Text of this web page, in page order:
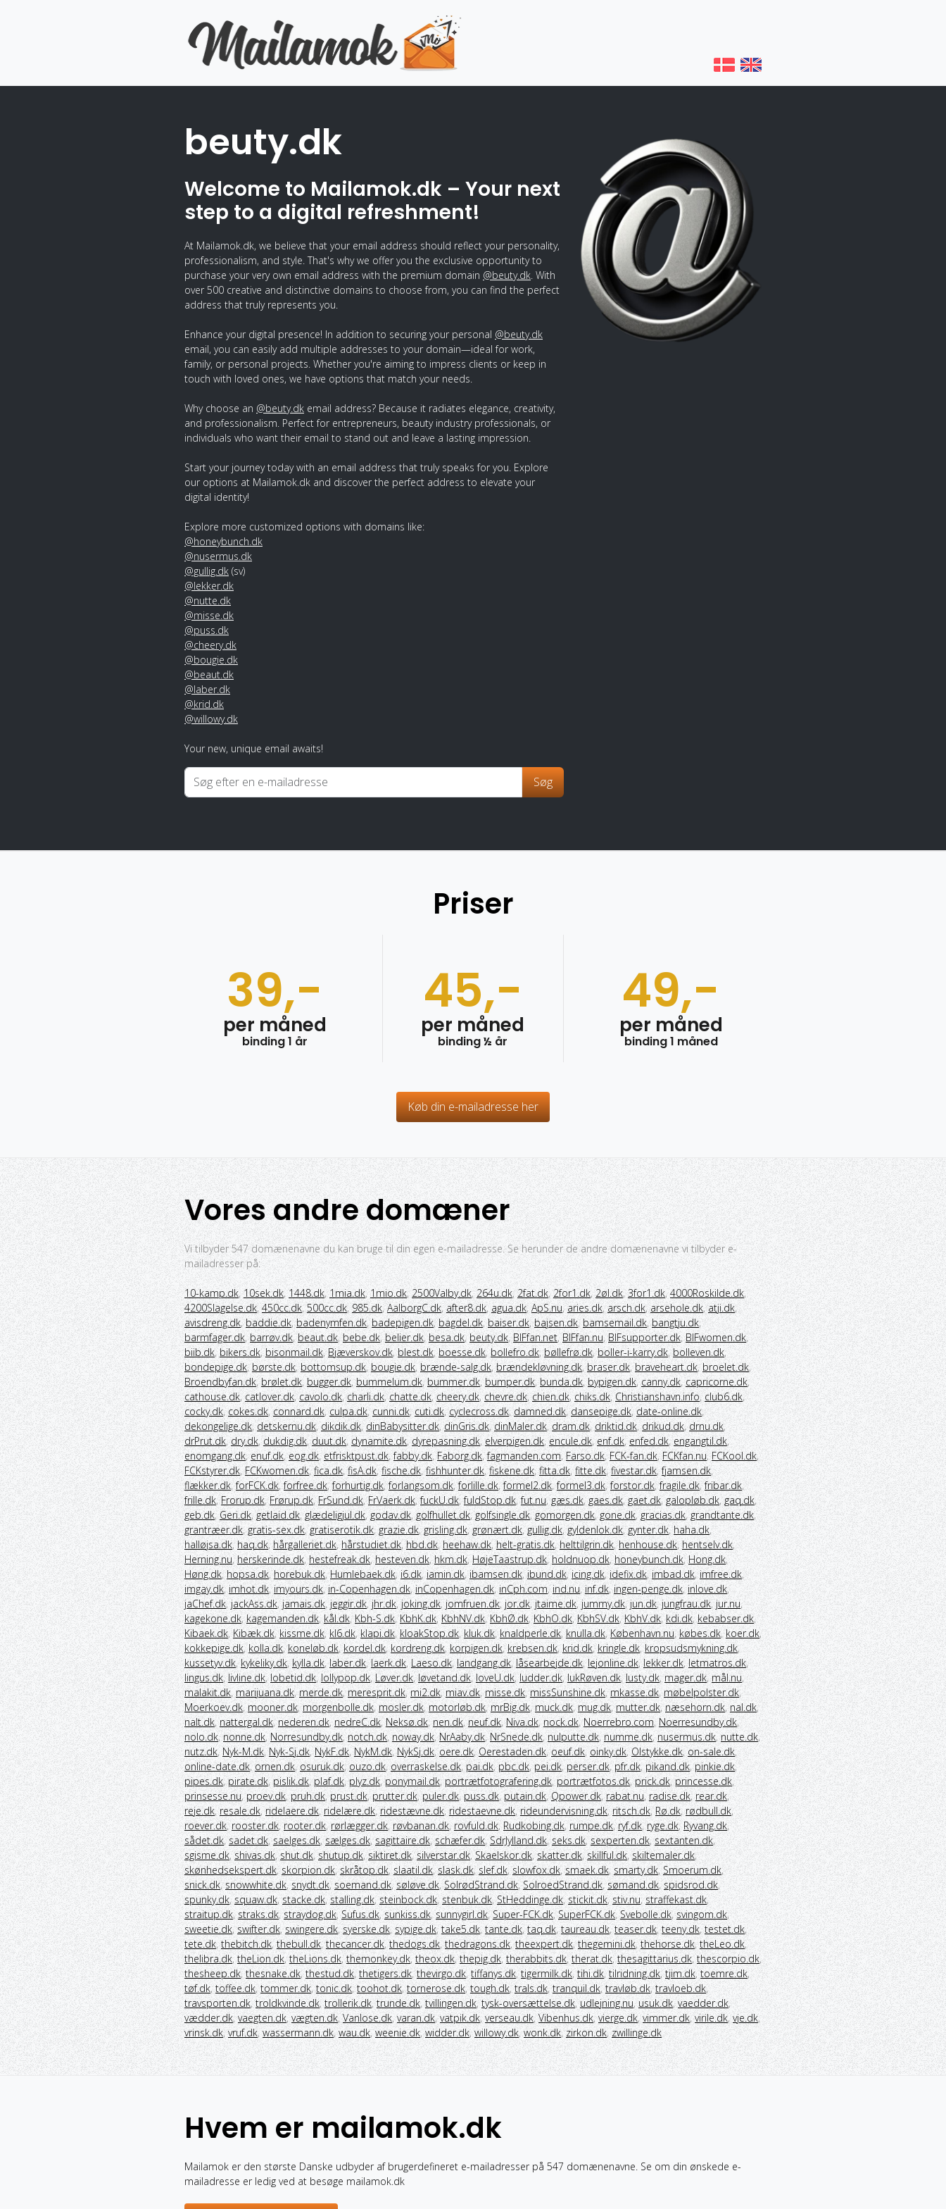
beuty.dk
Welcome to Mailamok.dk – Your next
step to a digital refreshment!
At Mailamok.dk, we believe that your email address should reflect your personality,
professionalism, and style. That's why we offer you the exclusive opportunity to
purchase your very own email address with the premium domain @beuty.dk . With
over 500 creative and distinctive domains to choose from, you can find the perfect
address that truly represents you.
Enhance your digital presence! In addition to securing your personal @beuty.dk
email, you can easily add multiple addresses to your domain—ideal for work,
family, or personal projects. Whether you're aiming to impress clients or keep in
touch with loved ones, we have options that match your needs.
Why choose an @beuty.dk email address? Because it radiates elegance, creativity,
and professionalism. Perfect for entrepreneurs, beauty industry professionals, or
individuals who want their email to stand out and leave a lasting impression.
Start your journey today with an email address that truly speaks for you. Explore
our options at Mailamok.dk and discover the perfect address to elevate your
digital identity!
Explore more customized options with domains like:
@honeybunch.dk
@nusermus.dk
@gullig.dk (sv)
@lekker.dk
@nutte.dk
@misse.dk
@puss.dk
@cheery.dk
@bougie.dk
@beaut.dk
@laber.dk
@krid.dk
@willowy.dk
Your new, unique email awaits!
Søg
Priser
39,-
per måned
binding 1 år
45,-
per måned
binding ½ år
49,-
per måned
binding 1 måned
Køb din e-mailadresse her
Vores andre domæner
Vi tilbyder 547 domænenavne du kan bruge til din egen e-mailadresse. Se herunder de andre domænenavne vi tilbyder e-
mailadresser på:
10-kamp.dk, 10sek.dk, 1448.dk, 1mia.dk, 1mio.dk, 2500Valby.dk, 264u.dk, 2fat.dk, 2for1.dk, 2øl.dk, 3for1.dk, 4000Roskilde.dk,
4200Slagelse.dk, 450cc.dk, 500cc.dk, 985.dk, AalborgC.dk, after8.dk, agua.dk, ApS.nu, aries.dk, arsch.dk, arsehole.dk, atji.dk,
avisdreng.dk, baddie.dk, badenymfen.dk, badepigen.dk, bagdel.dk, baiser.dk, bajsen.dk, bamsemail.dk, bangtju.dk,
barmfager.dk, barrøv.dk, beaut.dk, bebe.dk, belier.dk, besa.dk, beuty.dk, BIFfan.net, BIFfan.nu, BIFsupporter.dk, BIFwomen.dk,
biib.dk, bikers.dk, bisonmail.dk, Bjæverskov.dk, blest.dk, boesse.dk, bollefro.dk, bøllefrø.dk, boller-i-karry.dk, bolleven.dk,
bondepige.dk, børste.dk, bottomsup.dk, bougie.dk, brænde-salg.dk, brændekløvning.dk, braser.dk, braveheart.dk, broelet.dk,
Broendbyfan.dk, brølet.dk, bugger.dk, bummelum.dk, bummer.dk, bumper.dk, bunda.dk, bypigen.dk, canny.dk, capricorne.dk,
cathouse.dk, catlover.dk, cavolo.dk, charli.dk, chatte.dk, cheery.dk, chevre.dk, chien.dk, chiks.dk, Christianshavn.info, club6.dk,
cocky.dk, cokes.dk, connard.dk, culpa.dk, cunni.dk, cuti.dk, cyclecross.dk, damned.dk, dansepige.dk, date-online.dk,
dekongelige.dk, detskernu.dk, dikdik.dk, dinBabysitter.dk, dinGris.dk, dinMaler.dk, dram.dk, driktid.dk, drikud.dk, drnu.dk,
drPrut.dk, dry.dk, dukdig.dk, duut.dk, dynamite.dk, dyrepasning.dk, elverpigen.dk, encule.dk, enf.dk, enfed.dk, engangtil.dk,
enomgang.dk, enuf.dk, eog.dk, etfrisktpust.dk,fabby.dk, Faborg.dk,fagmanden.com, Farso.dk, FCK-fan.dk, FCKfan.nu, FCKool.dk,
FCKstyrer.dk, FCKwomen.dk, fica.dk, fisA.dk, fische.dk, fishhunter.dk, fiskene.dk, fitta.dk, fitte.dk, fivestar.dk,fjamsen.dk,
flækker.dk,forFCK.dk,forfree.dk,forhurtig.dk,forlangsom.dk,forlille.dk,formel2.dk,formel3.dk,forstor.dk,fragile.dk,fribar.dk,
frille.dk, Frorup.dk, Frørup.dk, FrSund.dk, FrVaerk.dk,fuckU.dk,fuldStop.dk,fut.nu, gæs.dk, gaes.dk, gaet.dk, galopløb.dk, gaq.dk,
geb.dk, Geri.dk, getlaid.dk, glædeligjul.dk, godav.dk, golfhullet.dk, golfsingle.dk, gomorgen.dk, gone.dk, gracias.dk, grandtante.dk,
grantræer.dk, gratis-sex.dk, gratiserotik.dk, grazie.dk, grisling.dk, grønært.dk, gullig.dk, gyldenlok.dk, gynter.dk, haha.dk,
halløjsa.dk, haq.dk, hårgalleriet.dk, hårstudiet.dk, hbd.dk, heehaw.dk, helt-gratis.dk, helttilgrin.dk, henhouse.dk, hentselv.dk,
Herning.nu, herskerinde.dk, hestefreak.dk, hesteven.dk, hkm.dk, HøjeTaastrup.dk, holdnuop.dk, honeybunch.dk, Hong.dk,
Høng.dk, hopsa.dk, horebuk.dk, Humlebaek.dk, i6.dk, iamin.dk, ibamsen.dk, ibund.dk, icing.dk, idefix.dk, imbad.dk, imfree.dk,
imgay.dk, imhot.dk, imyours.dk, in-Copenhagen.dk, inCopenhagen.dk, inCph.com, ind.nu, inf.dk, ingen-penge.dk, inlove.dk,
jaChef.dk, jackAss.dk, jamais.dk, jeggir.dk, jhr.dk, joking.dk, jomfruen.dk, jor.dk, jtaime.dk, jummy.dk, jun.dk, jungfrau.dk, jur.nu,
kagekone.dk, kagemanden.dk, kål.dk, Kbh-S.dk, KbhK.dk, KbhNV.dk, KbhØ.dk, KbhO.dk, KbhSV.dk, KbhV.dk, kdi.dk, kebabser.dk,
Kibaek.dk, Kibæk.dk, kissme.dk, kl6.dk, klapi.dk, kloakStop.dk, kluk.dk, knaldperle.dk, knulla.dk, København.nu, købes.dk, koer.dk,
kokkepige.dk, kolla.dk, koneløb.dk, kordel.dk, kordreng.dk, korpigen.dk, krebsen.dk, krid.dk, kringle.dk, kropsudsmykning.dk,
kussetyv.dk, kykeliky.dk, kylla.dk, laber.dk, laerk.dk, Laeso.dk, landgang.dk, låsearbejde.dk, lejonline.dk, lekker.dk, letmatros.dk,
lingus.dk, livline.dk, lobetid.dk, lollypop.dk, Løver.dk, løvetand.dk, loveU.dk, ludder.dk, lukRøven.dk, lusty.dk, mager.dk, mål.nu,
malakit.dk, marijuana.dk, merde.dk, meresprit.dk, mi2.dk, miav.dk, misse.dk, missSunshine.dk, mkasse.dk, møbelpolster.dk,
Moerkoev.dk, mooner.dk, morgenbolle.dk, mosler.dk, motorløb.dk, mrBig.dk, muck.dk, mug.dk, mutter.dk, næsehorn.dk, nal.dk,
nalt.dk, nattergal.dk, nederen.dk, nedreC.dk, Neksø.dk, nen.dk, neuf.dk, Niva.dk, nock.dk, Noerrebro.com, Noerresundby.dk,
nolo.dk, nonne.dk, Norresundby.dk, notch.dk, noway.dk, NrAaby.dk, NrSnede.dk, nulputte.dk, numme.dk, nusermus.dk, nutte.dk,
nutz.dk, Nyk-M.dk, Nyk-Sj.dk, NykF.dk, NykM.dk, NykSj.dk, oere.dk, Oerestaden.dk, oeuf.dk, oinky.dk, Olstykke.dk, on-sale.dk,
online-date.dk, ornen.dk, osuruk.dk, ouzo.dk, overraskelse.dk, pai.dk, pbc.dk, pei.dk, perser.dk, pfr.dk, pikand.dk, pinkie.dk,
pipes.dk, pirate.dk, pislik.dk, plaf.dk, plyz.dk, ponymail.dk, portrætfotografering.dk, portrætfotos.dk, prick.dk, princesse.dk,
prinsesse.nu, proev.dk, pruh.dk, prust.dk, prutter.dk, puler.dk, puss.dk, putain.dk, Qpower.dk, rabat.nu, radise.dk, rear.dk,
reje.dk, resale.dk, ridelaere.dk, ridelære.dk, ridestævne.dk, ridestaevne.dk, rideundervisning.dk, ritsch.dk, Rø.dk, rødbull.dk,
roever.dk, rooster.dk, rooter.dk, rørlægger.dk, røvbanan.dk, rovfuld.dk, Rudkobing.dk, rumpe.dk, ryf.dk, ryge.dk, Ryvang.dk,
sådet.dk, sadet.dk, saelges.dk, sælges.dk, sagittaire.dk, schæfer.dk, SdrJylland.dk, seks.dk, sexperten.dk, sextanten.dk,
sgisme.dk, shivas.dk, shut.dk, shutup.dk, siktiret.dk, silverstar.dk, Skaelskor.dk, skatter.dk, skillful.dk, skiltemaler.dk,
skønhedsekspert.dk, skorpion.dk, skråtop.dk, slaatil.dk, slask.dk, slef.dk, slowfox.dk, smaek.dk, smarty.dk, Smoerum.dk,
snick.dk, snowwhite.dk, snydt.dk, soemand.dk, søløve.dk, SolrødStrand.dk, SolroedStrand.dk, sømand.dk, spidsrod.dk,
spunky.dk, squaw.dk, stacke.dk, stalling.dk, steinbock.dk, stenbuk.dk, StHeddinge.dk, stickit.dk, stiv.nu, straffekast.dk,
straitup.dk, straks.dk, straydog.dk, Sufus.dk, sunkiss.dk, sunnygirl.dk, Super-FCK.dk, SuperFCK.dk, Svebolle.dk, svingom.dk,
sweetie.dk, swifter.dk, swingere.dk, syerske.dk, sypige.dk, take5.dk, tante.dk, taq.dk, taureau.dk, teaser.dk, teeny.dk, testet.dk,
tete.dk, thebitch.dk, thebull.dk, thecancer.dk, thedogs.dk, thedragons.dk, theexpert.dk, thegemini.dk, thehorse.dk, theLeo.dk,
thelibra.dk, theLion.dk, theLions.dk, themonkey.dk, theox.dk, thepig.dk, therabbits.dk, therat.dk, thesagittarius.dk, thescorpio.dk,
thesheep.dk, thesnake.dk, thestud.dk, thetigers.dk, thevirgo.dk, tiffanys.dk, tigermilk.dk, tihi.dk, tilridning.dk, tjim.dk, toemre.dk,
tøf.dk, toffee.dk, tommer.dk, tonic.dk, toohot.dk, tornerose.dk, tough.dk, trals.dk, tranquil.dk, travløb.dk, travloeb.dk,
travsporten.dk, troldkvinde.dk, trollerik.dk, trunde.dk, tvillingen.dk, tysk-oversættelse.dk, udlejning.nu, usuk.dk, vaedder.dk,
vædder.dk, vaegten.dk, vægten.dk, Vanlose.dk, varan.dk, vatpik.dk, verseau.dk, Vibenhus.dk, vierge.dk, vimmer.dk, virile.dk, vje.dk,
vrinsk.dk, vruf.dk, wassermann.dk, wau.dk, weenie.dk, widder.dk, willowy.dk, wonk.dk, zirkon.dk, zwillinge.dk
Hvem er mailamok.dk
Mailamok er den største Danske udbyder af brugerdefineret e-mailadresser på 547 domænenavne. Se om din ønskede e-
mailadresse er ledig ved at besøge mailamok.dk